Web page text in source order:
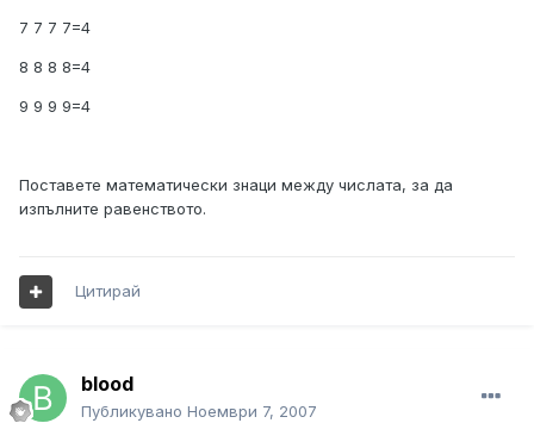
7 7 7 7=4
8 8 8 8=4
9 9 9 9=4
Поставете математически знаци между числата, за да
изпълните равенството.
Цитирай
blood
Публикувано Ноември 7, 2007